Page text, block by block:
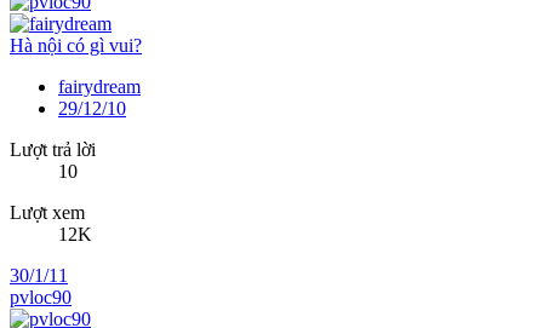
Hà nội có gì vui?
fairydream
29/12/10
Lượt trả lời
10
Lượt xem
12K
30/1/11
pvloc90